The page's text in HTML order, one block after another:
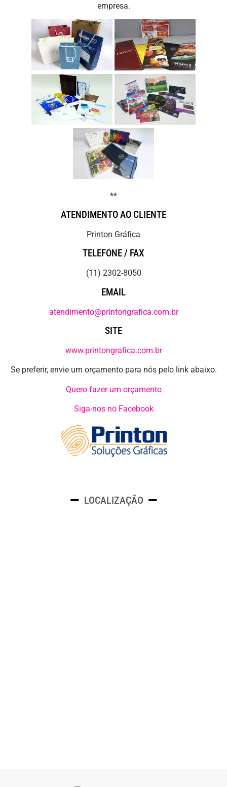
empresa.
**
ATENDIMENTO AO CLIENTE
Printon Gráfica
TELEFONE / FAX
(11) 2302-8050
EMAIL
atendimento@printongrafica.com.br
SITE
www.printongrafica.com.br
Se preferir, envie um orçamento para nós pelo link abaixo.
Quero fazer um orçamento
Siga-nos no Facebook
LOCALIZAÇÃO